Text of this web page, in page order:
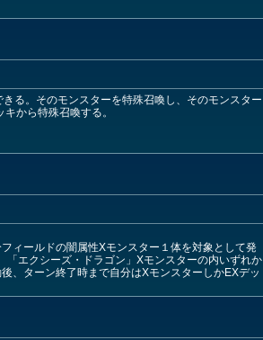
る。そのモンスターを特殊召喚し、そのモンスター
から特殊召喚する。
ィールドの闇属性Xモンスター１体を対象として発
エクシーズ・ドラゴン」Xモンスターの内いずれか
、ターン終了時まで自分はXモンスターしかEXデッ